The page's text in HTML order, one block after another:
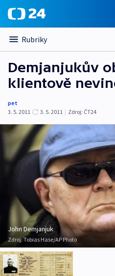
Rubriky
Demjanjukův
klientově
pet
3. 5. 2011
3. 5. 2011 | Zdroj: ČT24
John Demjanjuk
Zdroj:Tobias Hase/AP Photo